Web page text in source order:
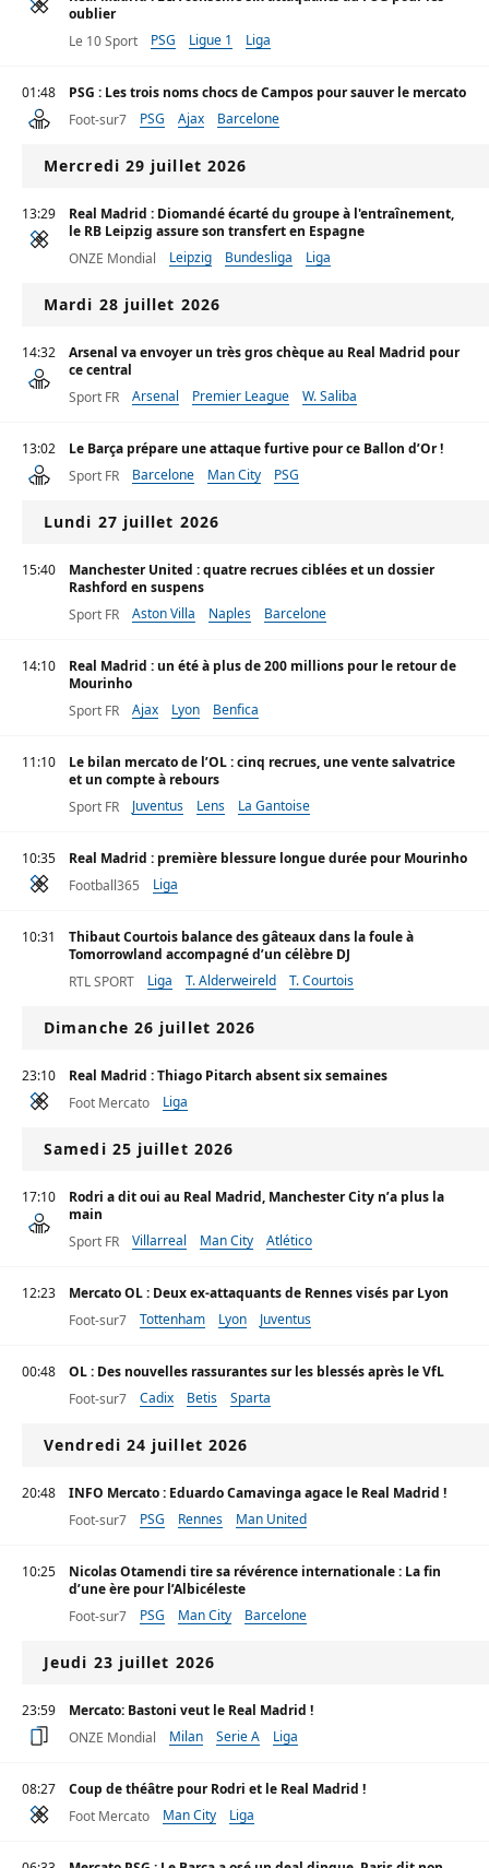
oublier
Le 10 Sport
PSG Ligue 1 Liga
01:48
PSG : Les trois noms chocs de Campos pour sauver le mercato
Foot-sur7
PSG Ajax Barcelone
Mercredi 29 juillet 2026
13:29
Real Madrid : Diomandé écarté du groupe à l'entraînement,
le RB Leipzig assure son transfert en Espagne
ONZE Mondial
Leipzig Bundesliga Liga
Mardi 28 juillet 2026
14:32
Arsenal va envoyer un très gros chèque au Real Madrid pour
ce central
Sport FR
Arsenal Premier League W. Saliba
13:02
Le Barça prépare une attaque furtive pour ce Ballon d’Or !
Sport FR
Barcelone Man City PSG
Lundi 27 juillet 2026
15:40
Manchester United : quatre recrues ciblées et un dossier
Rashford en suspens
Sport FR
Aston Villa Naples Barcelone
14:10
Real Madrid : un été à plus de 200 millions pour le retour de
Mourinho
Sport FR
Ajax Lyon Benfica
11:10
Le bilan mercato de l’OL : cinq recrues, une vente salvatrice
et un compte à rebours
Sport FR
Juventus Lens La Gantoise
10:35
Real Madrid : première blessure longue durée pour Mourinho
Football365
Liga
10:31
Thibaut Courtois balance des gâteaux dans la foule à
Tomorrowland accompagné d’un célèbre DJ
RTL SPORT
Liga T. Alderweireld T. Courtois
Dimanche 26 juillet 2026
23:10
Real Madrid : Thiago Pitarch absent six semaines
Foot Mercato
Liga
Samedi 25 juillet 2026
17:10
Rodri a dit oui au Real Madrid, Manchester City n’a plus la
main
Sport FR
Villarreal Man City Atlético
12:23
Mercato OL : Deux ex-attaquants de Rennes visés par Lyon
Foot-sur7
Tottenham Lyon Juventus
00:48
OL : Des nouvelles rassurantes sur les blessés après le VfL
Foot-sur7
Cadix Betis Sparta
Vendredi 24 juillet 2026
20:48
INFO Mercato : Eduardo Camavinga agace le Real Madrid !
Foot-sur7
PSG Rennes Man United
10:25
Nicolas Otamendi tire sa révérence internationale : La fin
d’une ère pour l’Albicéleste
Foot-sur7
PSG Man City Barcelone
Jeudi 23 juillet 2026
23:59
Mercato: Bastoni veut le Real Madrid !
ONZE Mondial
Milan Serie A Liga
08:27
Coup de théâtre pour Rodri et le Real Madrid !
Foot Mercato
Man City Liga